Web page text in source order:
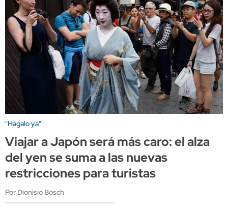
"Hagalo ya"
Viajar a Japón será más caro: el alza
del yen se suma a las nuevas
restricciones para turistas
Por Dionisio Bosch